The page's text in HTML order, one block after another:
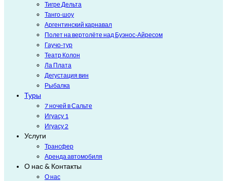
Тигре Дельта
Танго-шоу
Аргентинский карнавал
Полет на вертолёте над Буэнос-Айресом
Гаучо-тур
Театр Колон
Ла Плата
Дегустация вин
Рыбалка
Туры
7 ночей в Сальте
Игуасу 1
Игуасу 2
Услуги
Трансфер
Аренда автомобиля
О нас & Контакты
О нас